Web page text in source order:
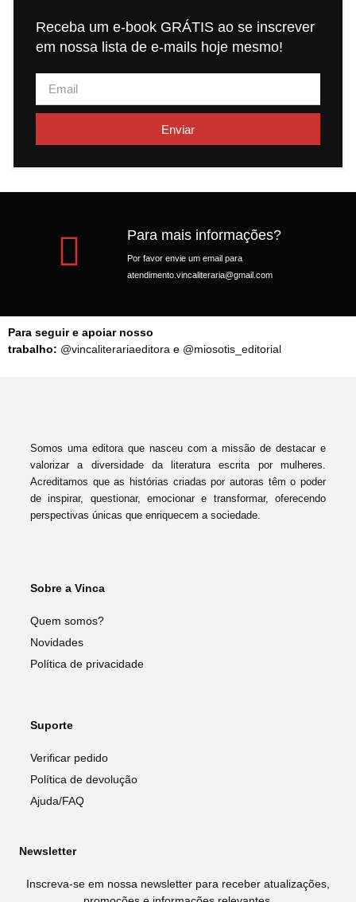
Receba um e-book GRÁTIS ao se inscrever
em nossa lista de e-mails hoje mesmo!
Enviar
Para mais informações?
Por favor envie um email para
atendimento.vincaliteraria@gmail.com
Para seguir e apoiar nosso
trabalho: @vincaliterariaeditora e @miosotis_editorial
Somos uma editora que nasceu com a missão de destacar e
valorizar a diversidade da literatura escrita por mulheres.
Acreditamos que as histórias criadas por autoras têm o poder
de inspirar, questionar, emocionar e transformar, oferecendo
perspectivas únicas que enriquecem a sociedade.
Sobre a Vinca
Quem somos?
Novidades
Política de privacidade
Suporte
Verificar pedido
Política de devolução
Ajuda/FAQ
Newsletter
Inscreva-se em nossa newsletter para receber atualizações,